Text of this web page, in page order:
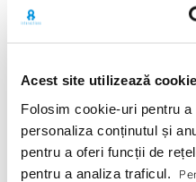
Acest site utilizează
Folosim cookie-uri pentru a
personaliza conținutul și
pentru a oferi funcții de
pentru a analiza traficul.
Poziționează brandul
produs/serviciu
2. Resurse
(PDF-uri,